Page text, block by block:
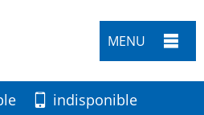
MENU
indisponible